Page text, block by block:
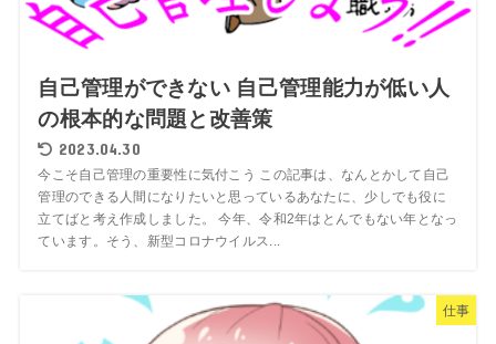
自己管理ができない 自己管理能力が低い人
の根本的な問題と改善策
2023.04.30
今こそ自己管理の重要性に気付こう この記事は、なんとかして自己
管理のできる人間になりたいと思っているあなたに、少しでも役に
立てばと考え作成しました。 今年、令和2年はとんでもない年となっ
ています。そう、新型コロナウイルス...
仕事